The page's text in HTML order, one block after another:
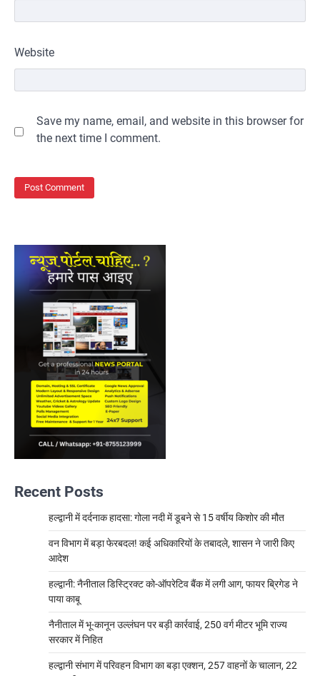
Website
Save my name, email, and website in this browser for
the next time I comment.
Recent Posts
हल्द्वानी में दर्दनाक हादसा: गोला नदी में डूबने से 15 वर्षीय किशोर की मौत
वन विभाग में बड़ा फेरबदल! कई अधिकारियों के तबादले, शासन ने जारी किए
आदेश
हल्द्वानी: नैनीताल डिस्ट्रिक्ट को-ऑपरेटिव बैंक में लगी आग, फायर ब्रिगेड ने
पाया काबू
नैनीताल में भू-कानून उल्लंघन पर बड़ी कार्रवाई, 250 वर्ग मीटर भूमि राज्य
सरकार में निहित
हल्द्वानी संभाग में परिवहन विभाग का बड़ा एक्शन, 257 वाहनों के चालान, 22